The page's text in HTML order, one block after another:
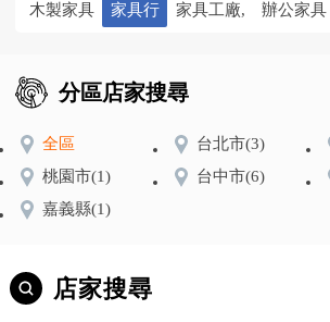
木製家具
家具行 家具工廠, 辦公家具
分區店家搜尋
全區 台北市(3)
桃園市(1) 台中市(6)
嘉義縣(1)
店家搜尋